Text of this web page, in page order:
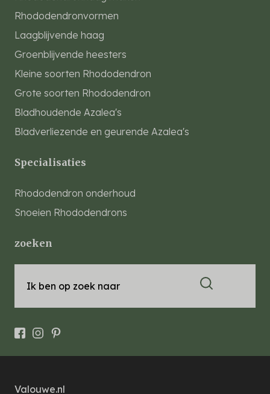
Rhododendronvormen
Laagblijvende haag
Groenblijvende heesters
Kleine soorten Rhododendron
Grote soorten Rhododendron
Bladhoudende Azalea's
Bladverliezende en geurende Azalea's
Specialisaties
Rhododendron onderhoud
Snoeien Rhododendrons
zoeken
Ik ben op zoek naar
Valouwe.nl